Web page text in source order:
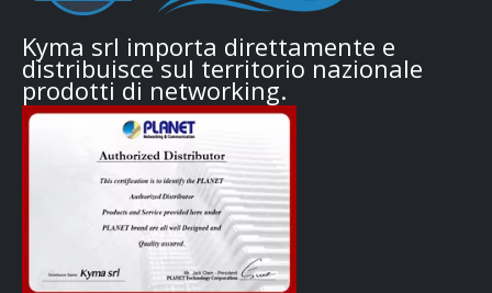
Kyma srl importa direttamente e
distribuisce sul territorio nazionale
prodotti di networking.